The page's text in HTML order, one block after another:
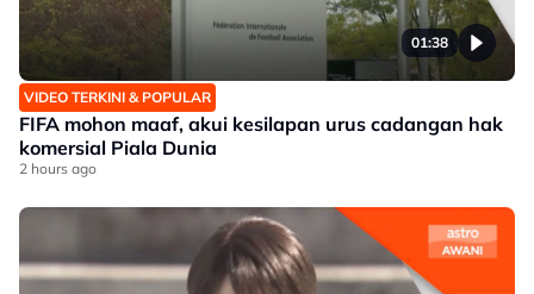
01:38
VIDEO TERKINI & POPULAR
FIFA mohon maaf, akui kesilapan urus cadangan hak
komersial Piala Dunia
2 hours ago